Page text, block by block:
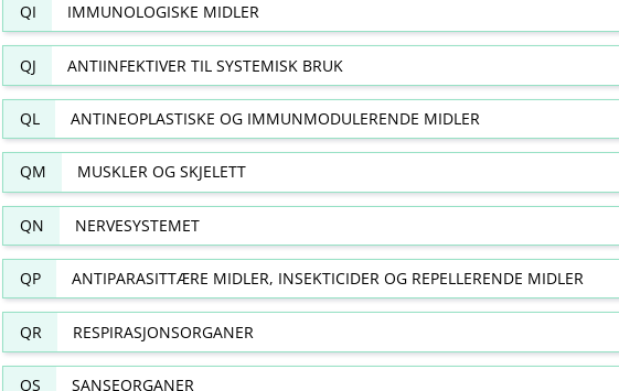
QI IMMUNOLOGISKE MIDLER
QJ ANTIINFEKTIVER TIL SYSTEMISK BRUK
QL ANTINEOPLASTISKE OG IMMUNMODULERENDE MIDLER
QM MUSKLER OG SKJELETT
QN NERVESYSTEMET
QP ANTIPARASITTÆRE MIDLER, INSEKTICIDER OG REPELLERENDE MIDLER
QR RESPIRASJONSORGANER
QS SANSEORGANER